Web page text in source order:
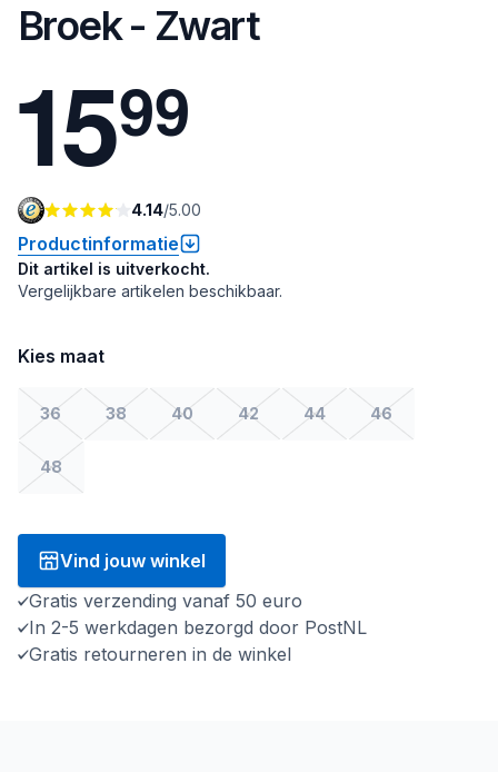
Broek - Zwart
1599
4.14/5.00
Productinformatie
Dit artikel is uitverkocht.
Vergelijkbare artikelen beschikbaar.
Kies maat
36 38 40 42 44 46
48
Vind jouw winkel
Gratis verzending vanaf 50 euro
In 2-5 werkdagen bezorgd door PostNL
Gratis retourneren in de winkel